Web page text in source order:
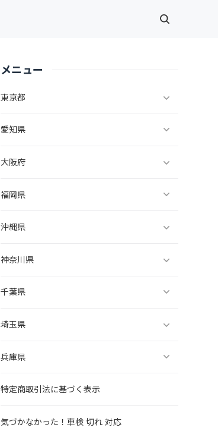
メニュー
東京都
愛知県
大阪府
福岡県
沖縄県
神奈川県
千葉県
埼玉県
兵庫県
特定商取引法に基づく表示
気づかなかった！車検 切れ 対応